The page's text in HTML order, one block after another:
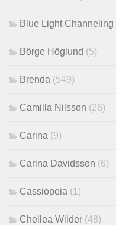
Blue Light Channeling
Börge Höglund (5)
Brenda (549)
Camilla Nilsson (26)
Carina (9)
Carina Davidsson (6)
Cassiopeia (1)
Chellea Wilder (48)